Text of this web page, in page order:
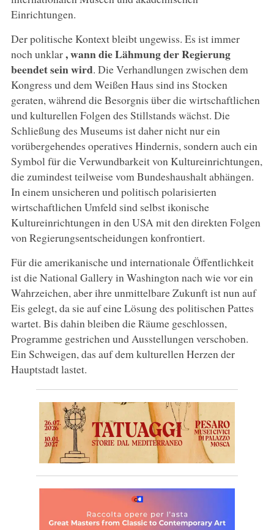
Einrichtungen.
Der politische Kontext bleibt ungewiss. Es ist immer
noch unklar, wann die Lähmung der Regierung
beendet sein wird. Die Verhandlungen zwischen dem
Kongress und dem Weißen Haus sind ins Stocken
geraten, während die Besorgnis über die wirtschaftlichen
und kulturellen Folgen des Stillstands wächst. Die
Schließung des Museums ist daher nicht nur ein
vorübergehendes operatives Hindernis, sondern auch ein
Symbol für die Verwundbarkeit von Kultureinrichtungen,
die zumindest teilweise vom Bundeshaushalt abhängen.
In einem unsicheren und politisch polarisierten
wirtschaftlichen Umfeld sind selbst ikonische
Kultureinrichtungen in den USA mit den direkten Folgen
von Regierungsentscheidungen konfrontiert.
Für die amerikanische und internationale Öffentlichkeit
ist die National Gallery in Washington nach wie vor ein
Wahrzeichen, aber ihre unmittelbare Zukunft ist nun auf
Eis gelegt, da sie auf eine Lösung des politischen Pattes
wartet. Bis dahin bleiben die Räume geschlossen,
Programme gestrichen und Ausstellungen verschoben.
Ein Schweigen, das auf dem kulturellen Herzen der
Hauptstadt lastet.